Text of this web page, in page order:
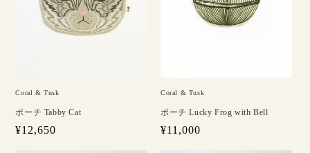
Coral & Tusk
ポーチ Tabby Cat
通
¥12,650
Coral & Tusk
ポーチ Lucky Frog with Bell
通
¥11,000